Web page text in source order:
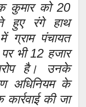
कुमार को 20
हुए रंगे हाथ
ग्राम पंचायत
भी 12 हजार
है। उनके
अधिनियम के
की जा